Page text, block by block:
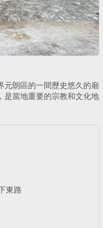
朗區的一間歷史悠久的廟
是當地重要的宗教和文化地
東路